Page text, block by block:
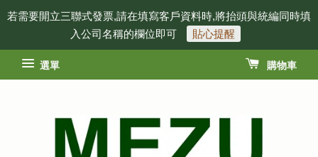
若需要開立三聯式發票,請在填寫客戶資料時,將抬頭與統編同時填
入公司名稱的欄位即可
貼心提醒
選單 購物車